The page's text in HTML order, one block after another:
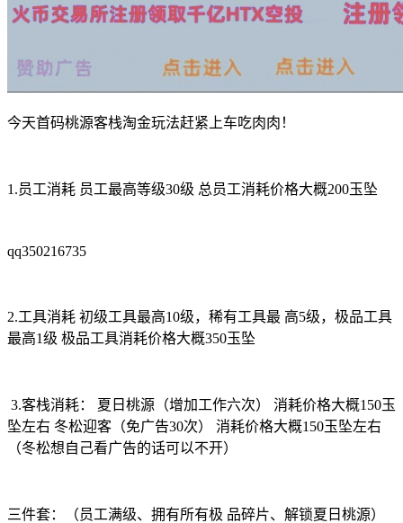
今天首码桃源客栈淘金玩法赶紧上车吃肉肉！
1.员工消耗 员工最高等级30级 总员工消耗价格大概200玉坠
qq350216735
2.工具消耗 初级工具最高10级，稀有工具最 高5级，极品工具
最高1级 极品工具消耗价格大概350玉坠
3.客栈消耗： 夏日桃源（增加工作六次） 消耗价格大概150玉
坠左右 冬松迎客（免广告30次） 消耗价格大概150玉坠左右
（冬松想自己看广告的话可以不开）
三件套：（员工满级、拥有所有极 品碎片、解锁夏日桃源）